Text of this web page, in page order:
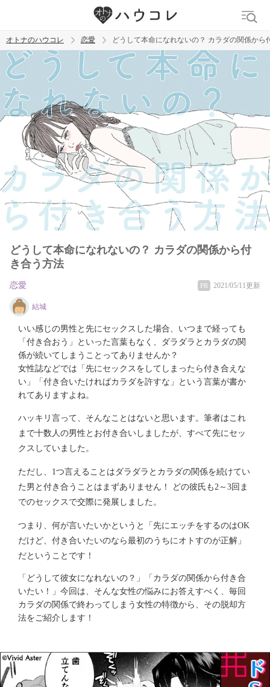
トレンド ワード
おっぱいフェチ 吸引バイブ SM
オトナのハウコレ 恋愛 どうして本命になれないの？ カラダの関係から
どうして本命になれないの？ カラダの関係から付
き合う方法
恋愛 PR 2021/05/11更新
結城
いい感じの男性と先にセックスした場合、いつまで経っても
「付き合おう」といった言葉もなく、ダラダラとカラダの関
係が続いてしまうことってありませんか？
女性誌などでは「先にセックスをしてしまったら付き合えな
い」「付き合いたければカラダを許すな」という言葉が書か
れてありますよね。
ハッキリ言って、そんなことはないと思います。筆者はこれ
まで十数人の男性とお付き合いしましたが、すべて先にセッ
クスしていました。
ただし、1つ言えることはダラダラとカラダの関係を続けてい
た男と付き合うことはまずありません！ どの彼氏も2～3回ま
でのセックスで交際に発展しました。
つまり、何が言いたいかというと「先にエッチをするのはOK
だけど、付き合いたいのなら最初のうちにオトすのが正解」
だということです！
「どうして彼女になれないの？」「カラダの関係から付き合
いたい！」今回は、そんな女性の悩みにお答えすべく、毎回
カラダの関係で終わってしまう女性の特徴から、その脱却方
法をご紹介します！